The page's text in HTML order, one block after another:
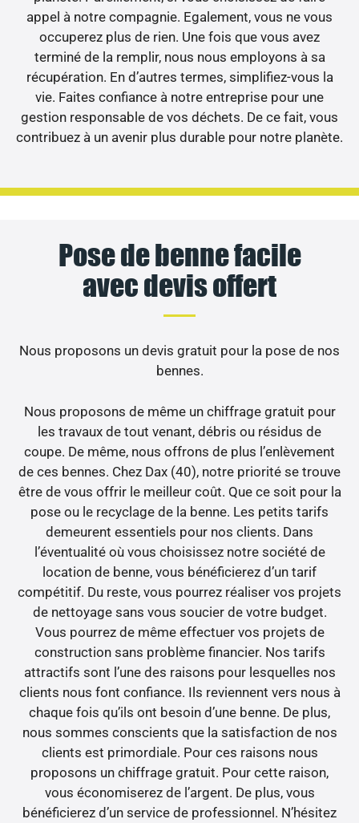
appel à notre compagnie. Egalement, vous ne vous
occuperez plus de rien. Une fois que vous avez
terminé de la remplir, nous nous employons à sa
récupération. En d’autres termes, simplifiez-vous la
vie. Faites confiance à notre entreprise pour une
gestion responsable de vos déchets. De ce fait, vous
contribuez à un avenir plus durable pour notre planète.
Pose de benne facile
avec devis offert
Nous proposons un devis gratuit pour la pose de nos
bennes.
Nous proposons de même un chiffrage gratuit pour
les travaux de tout venant, débris ou résidus de
coupe. De même, nous offrons de plus l’enlèvement
de ces bennes. Chez Dax (40), notre priorité se trouve
être de vous offrir le meilleur coût. Que ce soit pour la
pose ou le recyclage de la benne. Les petits tarifs
demeurent essentiels pour nos clients. Dans
l’éventualité où vous choisissez notre société de
location de benne, vous bénéficierez d’un tarif
compétitif. Du reste, vous pourrez réaliser vos projets
de nettoyage sans vous soucier de votre budget.
Vous pourrez de même effectuer vos projets de
construction sans problème financier. Nos tarifs
attractifs sont l’une des raisons pour lesquelles nos
clients nous font confiance. Ils reviennent vers nous à
chaque fois qu’ils ont besoin d’une benne. De plus,
nous sommes conscients que la satisfaction de nos
clients est primordiale. Pour ces raisons nous
proposons un chiffrage gratuit. Pour cette raison,
vous économiserez de l’argent. De plus, vous
bénéficierez d’un service de professionnel. N’hésitez